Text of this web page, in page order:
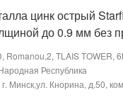
цинк острый
до 0.9 мм без
Romanou,2, TLAIS TOWER,
Республика
Минск,ул. Кнорина, д.50,